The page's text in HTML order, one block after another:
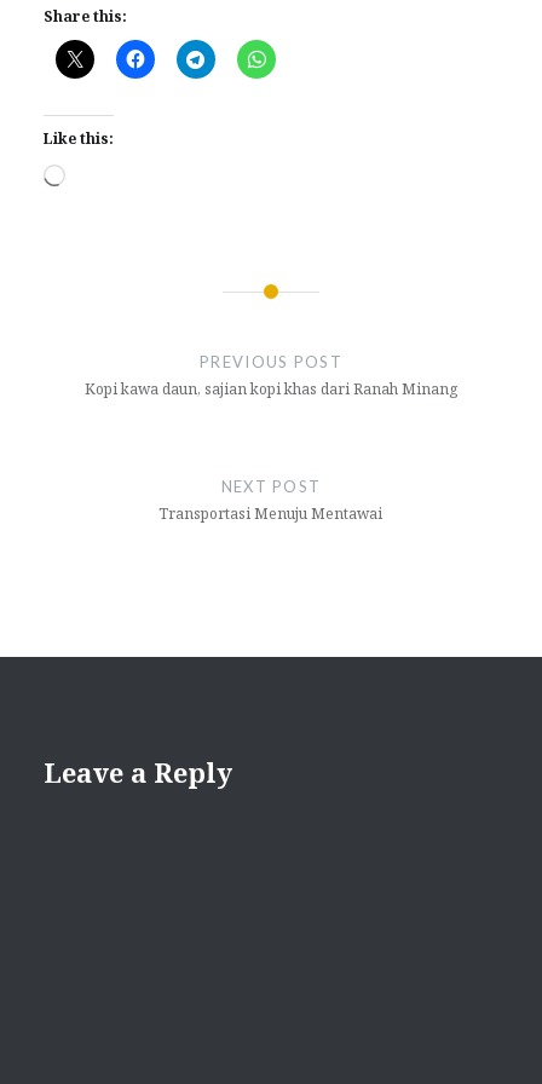
Share this:
Like this:
Loading…
PREVIOUS POST
Kopi kawa daun, sajian kopi khas dari Ranah Minang
NEXT POST
Transportasi Menuju Mentawai
Leave a Reply